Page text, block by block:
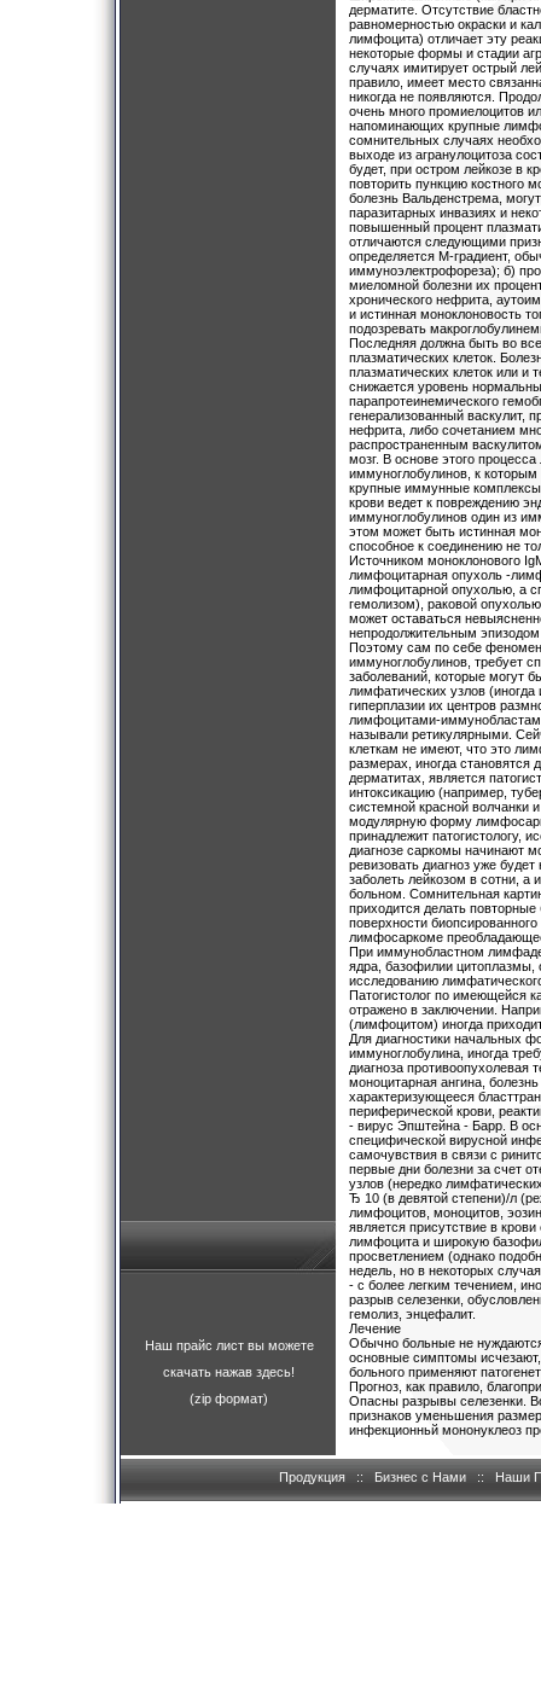
Наш прайс лист вы можете
скачать нажав здесь!
(zip формат)
Лечение
Обычно больные не нуждаются
основные симптомы
больного применяют
Прогноз, как правило,
Опасны разрывы селезенки.
признаков уменьшения
инфекционньй мононуклеоз
Продукция :: Бизнес с Нами :: Наши